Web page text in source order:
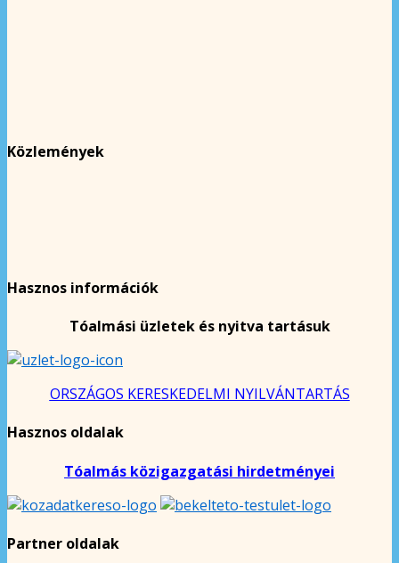
Közlemények
Hasznos információk
Tóalmási üzletek és nyitva tartásuk
ORSZÁGOS KERESKEDELMI NYILVÁNTARTÁS
Hasznos oldalak
Tóalmás közigazgatási hirdetményei
Partner oldalak